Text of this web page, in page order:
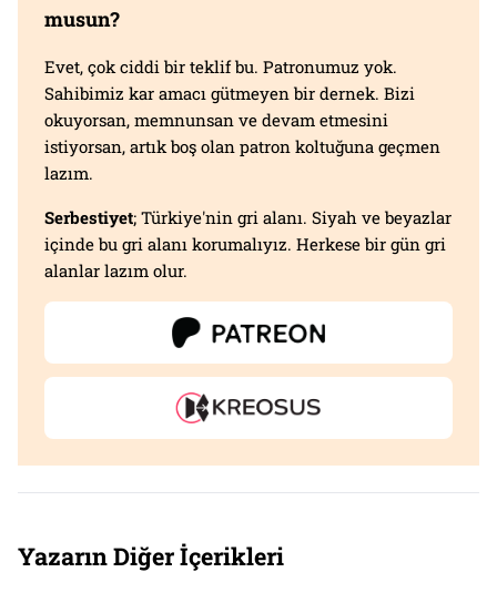
musun?
Evet, çok ciddi bir teklif bu. Patronumuz yok.
Sahibimiz kar amacı gütmeyen bir dernek. Bizi
okuyorsan, memnunsan ve devam etmesini
istiyorsan, artık boş olan patron koltuğuna geçmen
lazım.
Serbestiyet; Türkiye'nin gri alanı. Siyah ve beyazlar
içinde bu gri alanı korumalıyız. Herkese bir gün gri
alanlar lazım olur.
Yazarın Diğer İçerikleri